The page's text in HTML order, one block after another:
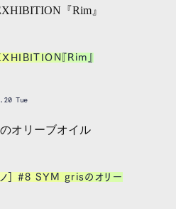
『Rim』
Tue
ノ］ #8 SYM grisのオリー